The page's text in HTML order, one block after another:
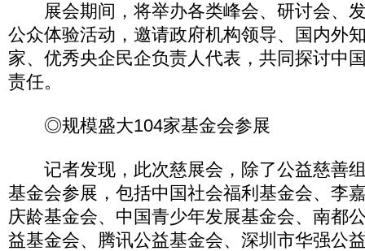
展会期间，将举办各类峰会、研讨会、
公众体验活动，邀请政府机构领导、国内外
家、优秀央企民企负责人代表，共同探讨中
责任。
◎规模盛大104家基金会参展
记者发现，此次慈展会，除了公益慈善
基金会参展，包括中国社会福利基金会、李
庆龄基金会、中国青少年发展基金会、南都
益基金会、腾讯公益基金会、深圳市华强公